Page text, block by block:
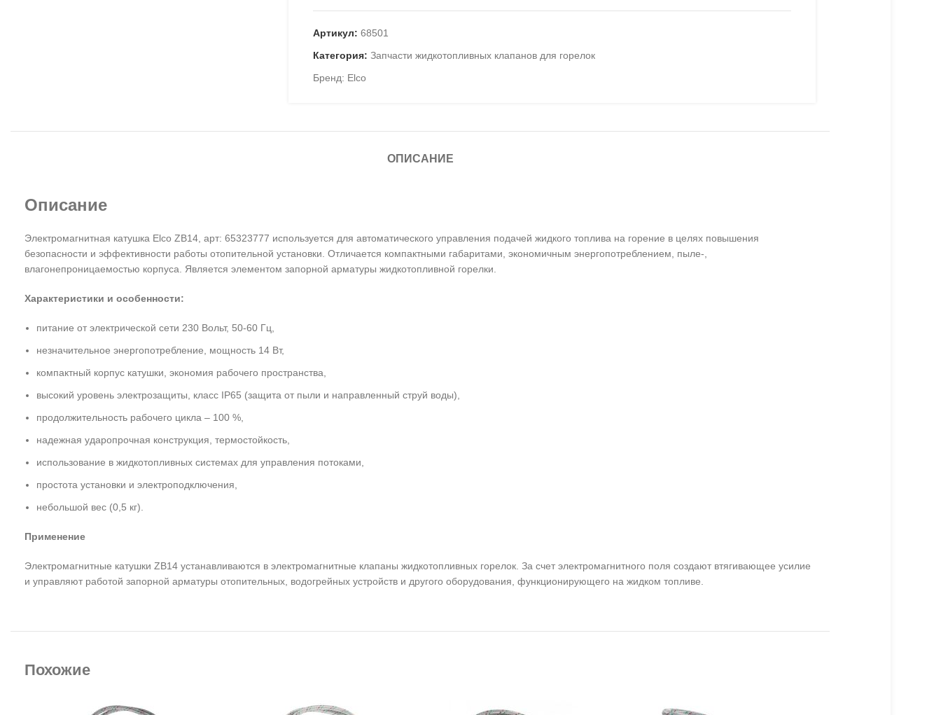
Артикул: 68501
Категория: Запчасти жидкотопливных клапанов для горелок
Бренд: Elco
ОПИСАНИЕ
Описание
Электромагнитная катушка Elco ZB14, арт: 65323777 используется для автоматического управления подачей жидкого топлива на горение в целях повышения
безопасности и эффективности работы отопительной установки. Отличается компактными габаритами, экономичным энергопотреблением, пыле-,
влагонепроницаемостью корпуса. Является элементом запорной арматуры жидкотопливной горелки.
Характеристики и особенности:
питание от электрической сети 230 Вольт, 50-60 Гц,
незначительное энергопотребление, мощность 14 Вт,
компактный корпус катушки, экономия рабочего пространства,
высокий уровень электрозащиты, класс IP65 (защита от пыли и направленный струй воды),
продолжительность рабочего цикла – 100 %,
надежная ударопрочная конструкция, термостойкость,
использование в жидкотопливных системах для управления потоками,
простота установки и электроподключения,
небольшой вес (0,5 кг).
Применение
Электромагнитные катушки ZB14 устанавливаются в электромагнитные клапаны жидкотопливных горелок. За счет электромагнитного поля создают втягивающее усилие
и управляют работой запорной арматуры отопительных, водогрейных устройств и другого оборудования, функционирующего на жидком топливе.
Похожие